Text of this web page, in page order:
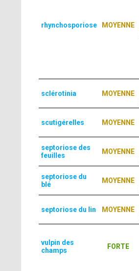
rhynchosporiose MOYENNE
sclérotinia MOYENNE
scutigérelles MOYENNE
septoriose des
feuilles
MOYENNE
septoriose du
blé
MOYENNE
septoriose du lin MOYENNE
vulpin des
champs
FORTE